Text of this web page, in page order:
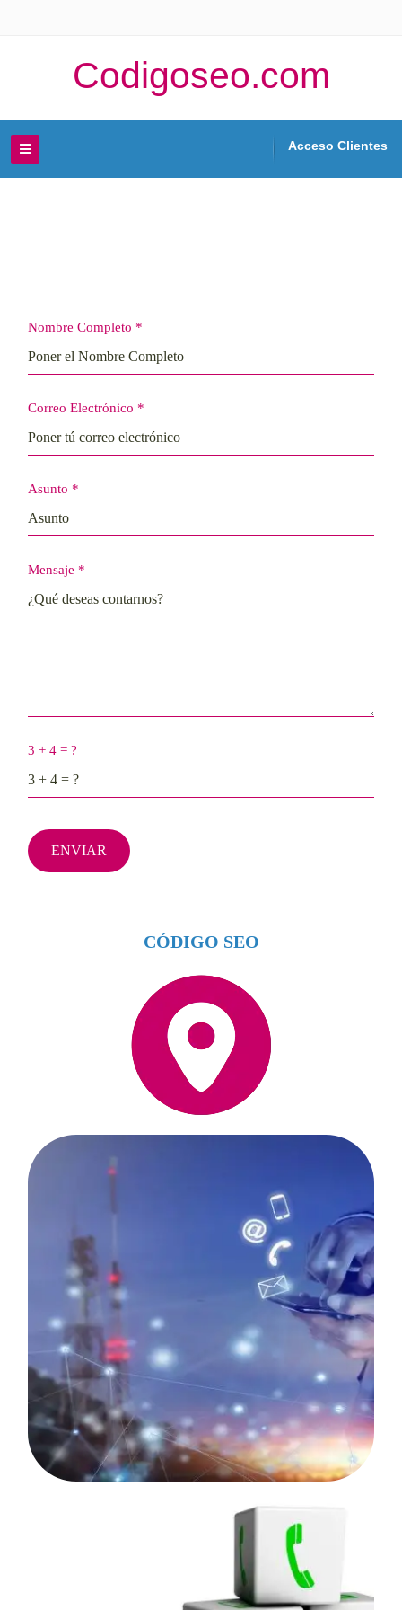
Codigoseo.com
Acceso Clientes
Nombre Completo *
Correo Electrónico *
Asunto *
Mensaje *
3 + 4 = ?
ENVIAR
CÓDIGO SEO